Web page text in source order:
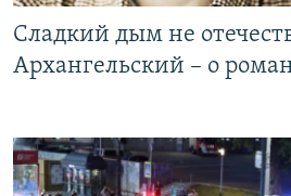
Сладкий дым не
Архангельский – о